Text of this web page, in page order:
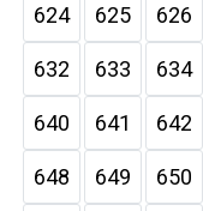
624 625 626
632 633 634
640 641 642
648 649 650